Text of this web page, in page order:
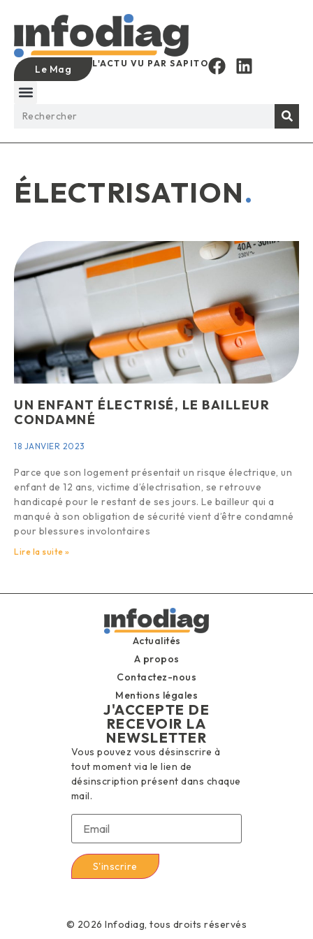
Le Mag L'ACTU VU PAR SAPITO
ÉLECTRISATION.
UN ENFANT ÉLECTRISÉ, LE BAILLEUR
CONDAMNÉ
18 JANVIER 2023
Parce que son logement présentait un risque électrique, un
enfant de 12 ans, victime d’électrisation, se retrouve
handicapé pour le restant de ses jours. Le bailleur qui a
manqué à son obligation de sécurité vient d’être condamné
pour blessures involontaires
Lire la suite »
Actualités
A propos
Contactez-nous
Mentions légales
J'ACCEPTE DE
RECEVOIR LA
NEWSLETTER
Vous pouvez vous désinscrire à
tout moment via le lien de
désinscription présent dans chaque
mail.
© 2026 Infodiag, tous droits réservés